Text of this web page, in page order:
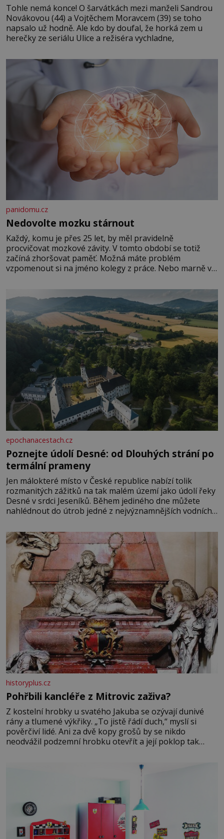
Tohle nemá konce! O šarvátkách mezi manželi Sandrou
Novákovou (44) a Vojtěchem Moravcem (39) se toho
napsalo už hodně. Ale kdo by doufal, že horká zem u
herečky ze seriálu Ulice a režiséra vychladne,
panidomu.cz
Nedovolte mozku stárnout
Každý, komu je přes 25 let, by měl pravidelně
procvičovat mozkové závity. V tomto období se totiž
začíná zhoršovat paměť. Možná máte problém
vzpomenout si na jméno kolegy z práce. Nebo marně v
Je to opravdu tak, s věkem jako kdyby se paměť
rozhodla stávkovat. Cvičte
epochanacestach.cz
Poznejte údolí Desné: od Dlouhých strání po
termální prameny
Jen málokteré místo v České republice nabízí tolik
rozmanitých zážitků na tak malém území jako údolí řeky
Desné v srdci Jeseníků. Během jediného dne můžete
nahlédnout do útrob jedné z nejvýznamnějších vodních
se na koloběžce a den zakončit poznáváním památek ve
Velkých Losinách nebo v termálním
historyplus.cz
Pohřbili kancléře z Mitrovic zaživa?
Z kostelní hrobky u svatého Jakuba se ozývají dunivé
rány a tlumené výkřiky. „To jistě řádí duch,“ myslí si
pověrčiví lidé. Ani za dvě kopy grošů by se nikdo
neodvážil podzemní hrobku otevřít a její poklop tak